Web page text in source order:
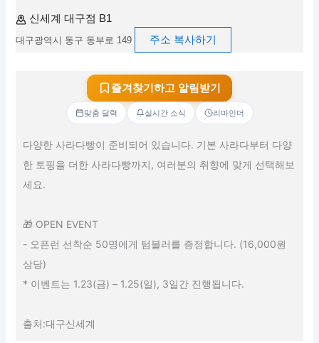
신세계 대구점 B1
대구광역시 동구 동부로 149 주소 복사하기
즐겨찾기하고 알림받기
맞춤 달력 실시간 소식 리마인더
다양한 사라다빵이 준비되어 있습니다. 기본 사라다부터 다양
한 토핑을 더한 사라다빵까지, 여러분의 취향에 맞게 선택해보
세요.
🎁 OPEN EVENT
- 오픈런 선착순 50명에게 텀블러를 증정합니다. (16,000원
상당)
* 이벤트는 1.23(금) – 1.25(일), 3일간 진행됩니다.
출처:대구신세계